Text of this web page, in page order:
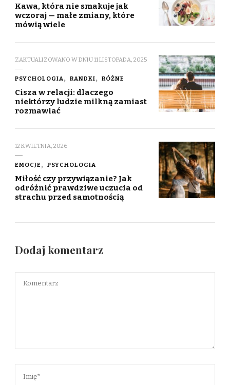
Kawa, która nie smakuje jak
wczoraj — małe zmiany, które
mówią wiele
ZAKTUALIZOWANO W DNIU11 LISTOPADA, 2025
PSYCHOLOGIA RANDKI RÓŻNE
Cisza w relacji: dlaczego
niektórzy ludzie milkną zamiast
rozmawiać
12 KWIETNIA, 2026
EMOCJE PSYCHOLOGIA
Miłość czy przywiązanie? Jak
odróżnić prawdziwe uczucia od
strachu przed samotnością
Dodaj komentarz